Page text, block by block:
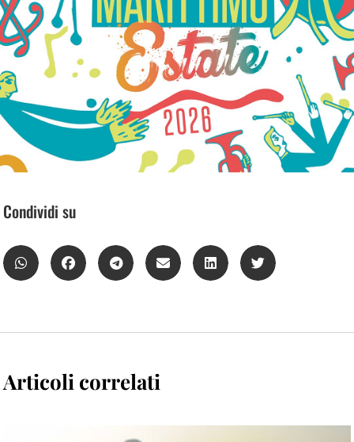
Condividi su
Articoli correlati